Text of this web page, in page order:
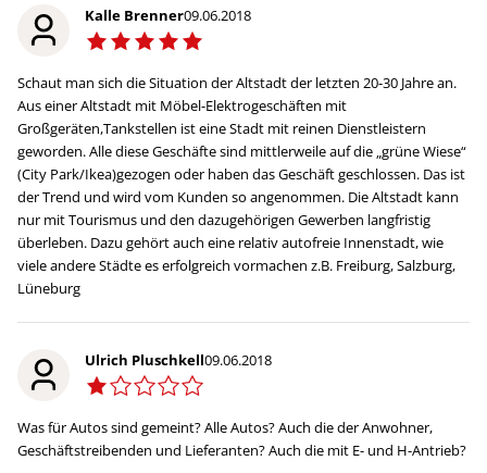
Kalle Brenner09.06.2018
Schaut man sich die Situation der Altstadt der letzten 20-30 Jahre an.
Aus einer Altstadt mit Möbel-Elektrogeschäften mit
Großgeräten,Tankstellen ist eine Stadt mit reinen Dienstleistern
geworden. Alle diese Geschäfte sind mittlerweile auf die „grüne Wiese“
(City Park/Ikea)gezogen oder haben das Geschäft geschlossen. Das ist
der Trend und wird vom Kunden so angenommen. Die Altstadt kann
nur mit Tourismus und den dazugehörigen Gewerben langfristig
überleben. Dazu gehört auch eine relativ autofreie Innenstadt, wie
viele andere Städte es erfolgreich vormachen z.B. Freiburg, Salzburg,
Lüneburg
Ulrich Pluschkell09.06.2018
Was für Autos sind gemeint? Alle Autos? Auch die der Anwohner,
Geschäftstreibenden und Lieferanten? Auch die mit E- und H-Antrieb?